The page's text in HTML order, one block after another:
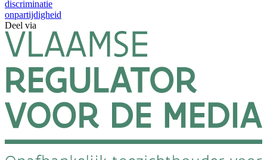
discriminatie
onpartijdigheid
Deel via